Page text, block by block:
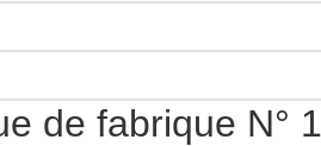
de fabrique N°